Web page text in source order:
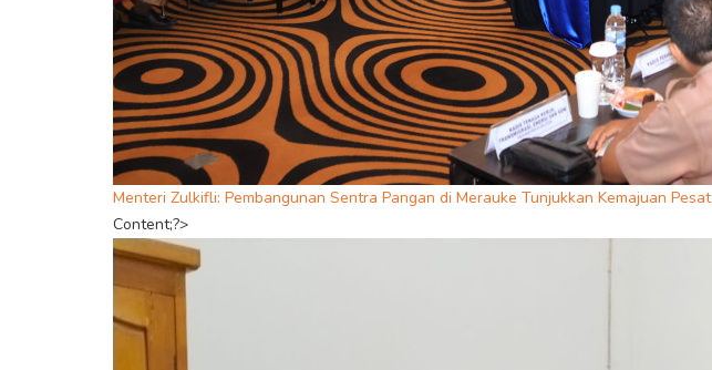
Menteri Zulkifli: Pembangunan Sentra Pangan di Merauke Tunjukkan Kemajuan Pesat
Content;?>